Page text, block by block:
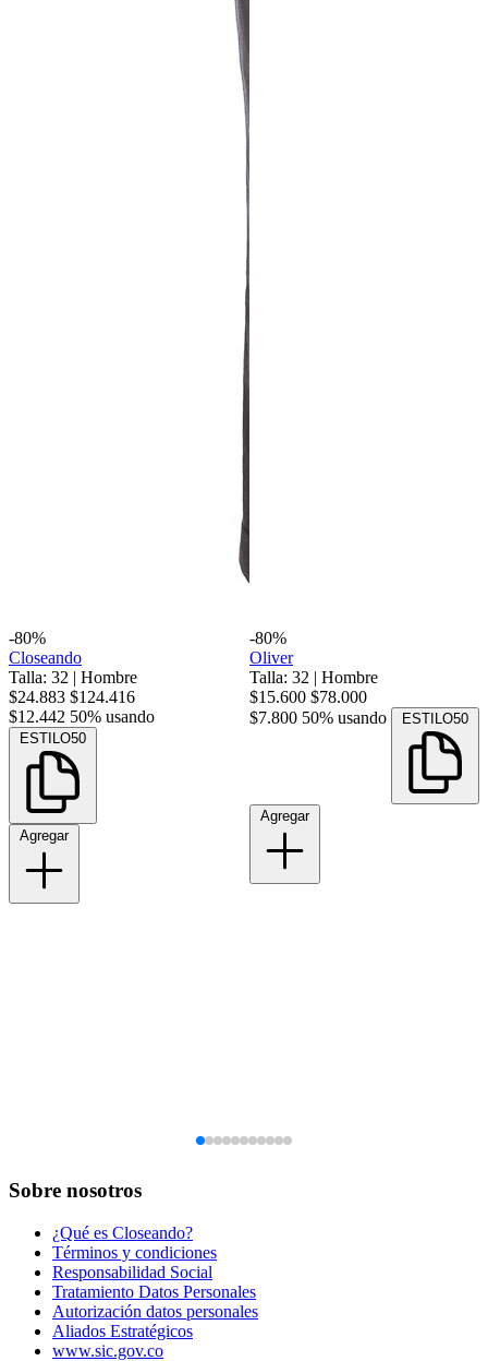
-80%
Closeando
Talla: 32 | Hombre
$24.883 $124.416
$12.442 50% usando
ESTILO50
Agregar
-80%
Oliver
Talla: 32 | Hombre
$15.600 $78.000
$7.800 50% usando ESTILO50
Agregar
Sobre nosotros
¿Qué es Closeando?
Términos y condiciones
Responsabilidad Social
Tratamiento Datos Personales
Autorización datos personales
Aliados Estratégicos
www.sic.gov.co